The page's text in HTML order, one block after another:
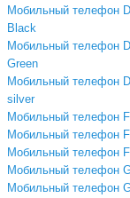
Мобильный телефон
Black
Мобильный телефон
Green
Мобильный телефон
silver
Мобильный телефон
Мобильный телефон
Мобильный телефон
Мобильный телефон
Мобильный телефон